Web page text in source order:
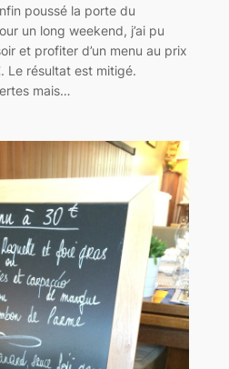
poussé la porte du
un long weekend, j’ai pu
et profiter d’un menu au prix
Le résultat est mitigé.
mais…